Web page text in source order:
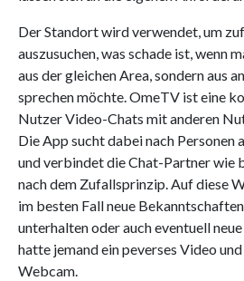
Der Standort wird verwendet, um
auszusuchen, was schade ist, wenn
aus der gleichen Area, sondern aus
sprechen möchte. OmeTV ist eine
Nutzer Video-Chats mit anderen
Die App sucht dabei nach Personen
und verbindet die Chat-Partner wie
nach dem Zufallsprinzip. Auf diese
im besten Fall neue
unterhalten oder auch eventuell
hatte jemand ein peverses Video
Webcam.